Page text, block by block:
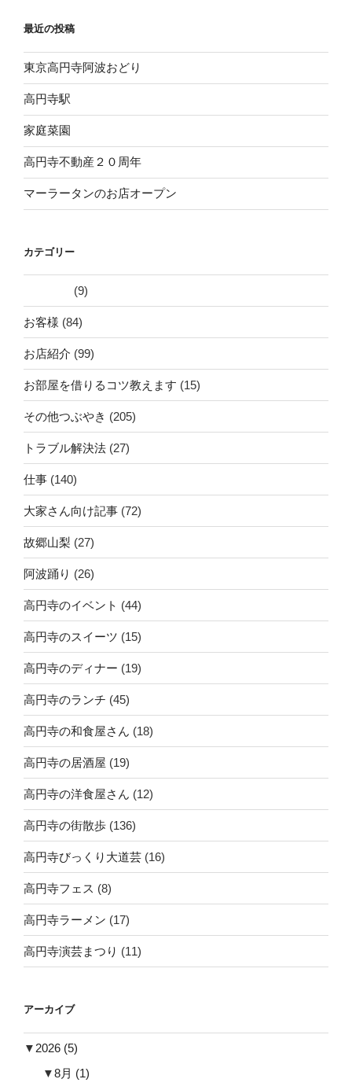
ョ
ン
最近の投稿
東京高円寺阿波おどり
高円寺駅
家庭菜園
高円寺不動産２０周年
マーラータンのお店オープン
カテゴリー
(9)
お客様 (84)
お店紹介 (99)
お部屋を借りるコツ教えます (15)
その他つぶやき (205)
トラブル解決法 (27)
仕事 (140)
大家さん向け記事 (72)
故郷山梨 (27)
阿波踊り (26)
高円寺のイベント (44)
高円寺のスイーツ (15)
高円寺のディナー (19)
高円寺のランチ (45)
高円寺の和食屋さん (18)
高円寺の居酒屋 (19)
高円寺の洋食屋さん (12)
高円寺の街散歩 (136)
高円寺びっくり大道芸 (16)
高円寺フェス (8)
高円寺ラーメン (17)
高円寺演芸まつり (11)
アーカイブ
▼ 2026 (5)
▼8月 (1)